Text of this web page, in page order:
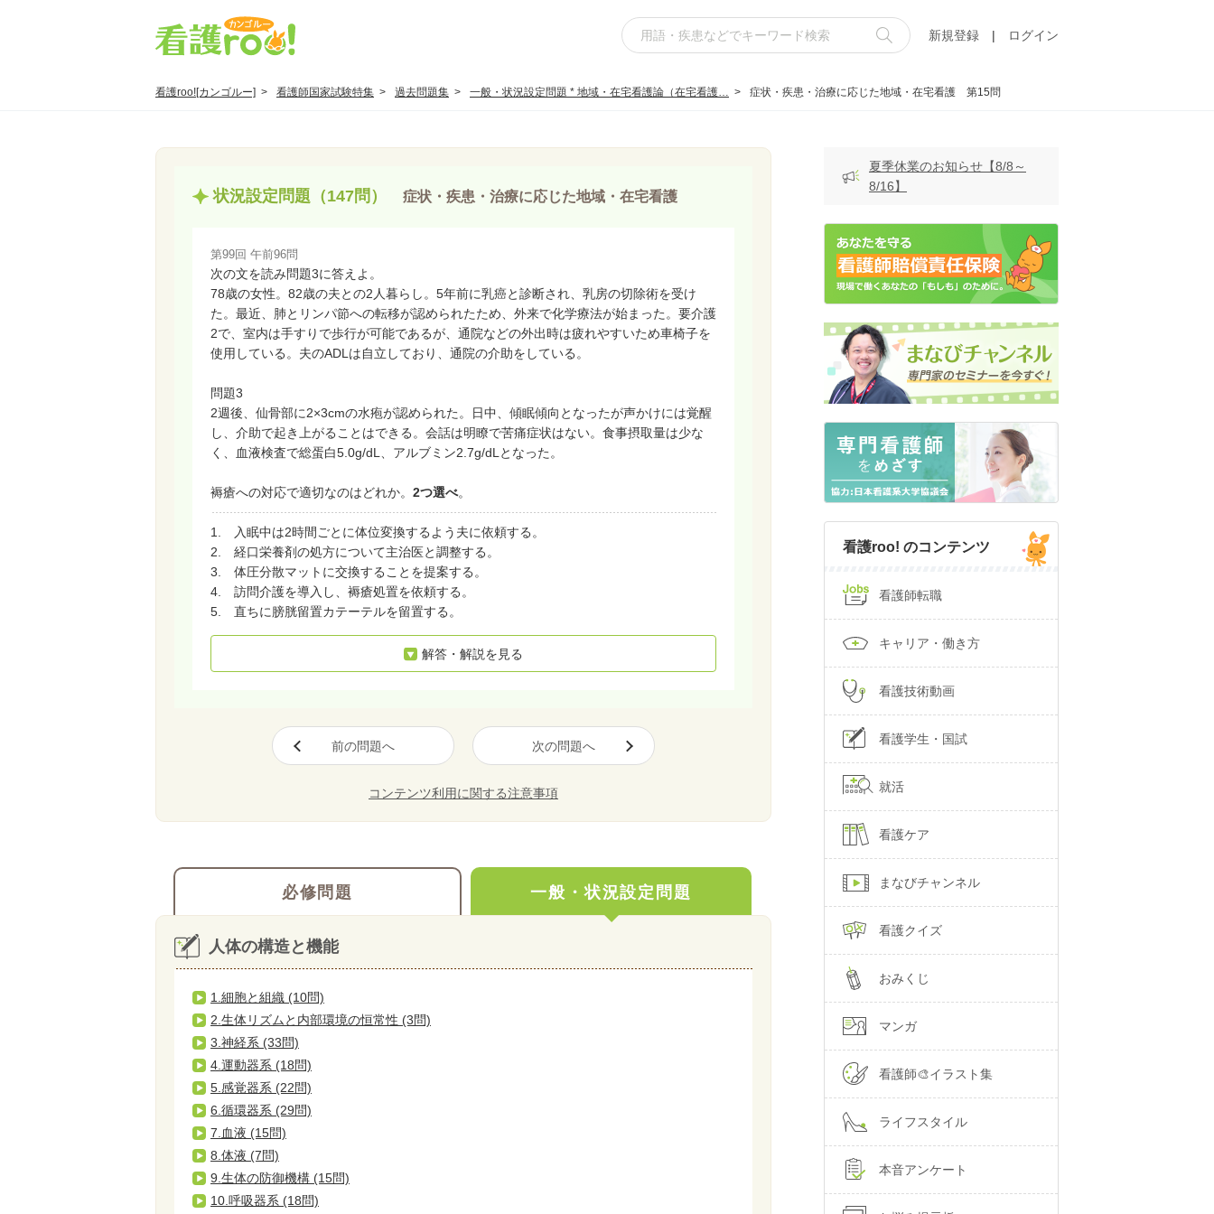
新規登録 | ログイン
看護roo![カンゴルー] 看護師国家試験特集 過去問題集 一般・状況設定問題 * 地域・在宅看護論（在宅看護… 症状・疾患・治療に応じた地域・在宅看護 第15問
状況設定問題（147問） 症状・疾患・治療に応じた地域・在宅看護
第99回 午前96問
次の文を読み問題3に答えよ。
78歳の女性。82歳の夫との2人暮らし。5年前に乳癌と診断され、乳房の切除術を受け
た。最近、肺とリンパ節への転移が認められたため、外来で化学療法が始まった。要介護
2で、室内は手すりで歩行が可能であるが、通院などの外出時は疲れやすいため車椅子を
使用している。夫のADLは自立しており、通院の介助をしている。
問題3
2週後、仙骨部に2×3cmの水疱が認められた。日中、傾眠傾向となったが声かけには覚醒
し、介助で起き上がることはできる。会話は明瞭で苦痛症状はない。食事摂取量は少な
く、血液検査で総蛋白5.0g/dL、アルブミン2.7g/dLとなった。
褥瘡への対応で適切なのはどれか。 2つ選べ。
1. 入眠中は2時間ごとに体位変換するよう夫に依頼する。
2. 経口栄養剤の処方について主治医と調整する。
3. 体圧分散マットに交換することを提案する。
4. 訪問介護を導入し、褥瘡処置を依頼する。
5. 直ちに膀胱留置カテーテルを留置する。
解答・解説を見る
前の問題へ 次の問題へ
コンテンツ利用に関する注意事項
必修問題 一般・状況設定問題
人体の構造と機能
1.細胞と組織 (10問)
2.生体リズムと内部環境の恒常性 (3問)
3.神経系 (33問)
4.運動器系 (18問)
5.感覚器系 (22問)
6.循環器系 (29問)
7.血液 (15問)
8.体液 (7問)
9.生体の防御機構 (15問)
10.呼吸器系 (18問)
夏季休業のお知らせ【8/8～
8/16】
看護roo! のコンテンツ
看護師転職
キャリア・働き方
看護技術動画
看護学生・国試
就活
看護ケア
まなびチャンネル
看護クイズ
おみくじ
マンガ
看護師🎨イラスト集
ライフスタイル
本音アンケート